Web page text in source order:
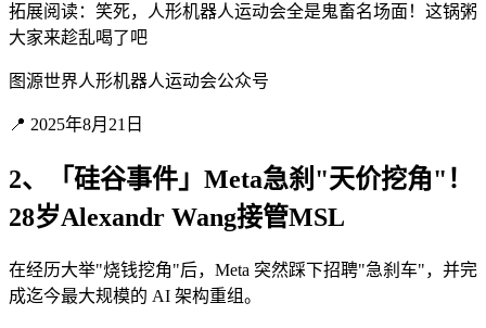
拓展阅读：笑死，人形机器人运动会全是鬼畜名场面！这锅粥
大家来趁乱喝了吧
图源世界人形机器人运动会公众号
📍 2025年8月21日
2、「硅谷事件」Meta急刹"天价挖角"！
28岁Alexandr Wang接管MSL
在经历大举"烧钱挖角"后，Meta 突然踩下招聘"急刹车"，并完
成迄今最大规模的 AI 架构重组。